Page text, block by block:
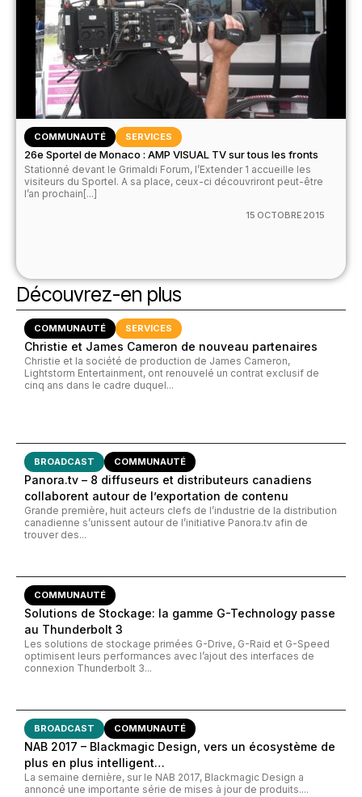
COMMUNAUTÉ SERVICES
26e Sportel de Monaco : AMP VISUAL TV sur tous les fronts
Stationné devant le Grimaldi Forum, l’Extender 1 accueille les
visiteurs du Sportel. A sa place, ceux-ci découvriront peut-être
l’an prochain[...]
15 OCTOBRE 2015
Découvrez-en plus
COMMUNAUTÉ SERVICES
Christie et James Cameron de nouveau partenaires
Christie et la société de production de James Cameron,
Lightstorm Entertainment, ont renouvelé un contrat exclusif de
cinq ans dans le cadre duquel...
BROADCAST COMMUNAUTÉ
Panora.tv – 8 diffuseurs et distributeurs canadiens
collaborent autour de l’exportation de contenu
Grande première, huit acteurs clefs de l’industrie de la distribution
canadienne s’unissent autour de l’initiative Panora.tv afin de
trouver des...
COMMUNAUTÉ
Solutions de Stockage: la gamme G-Technology passe
au Thunderbolt 3
Les solutions de stockage primées G-Drive, G-Raid et G-Speed
optimisent leurs performances avec l’ajout des interfaces de
connexion Thunderbolt 3...
BROADCAST COMMUNAUTÉ
NAB 2017 – Blackmagic Design, vers un écosystème de
plus en plus intelligent…
La semaine dernière, sur le NAB 2017, Blackmagic Design a
annoncé une importante série de mises à jour de produits....